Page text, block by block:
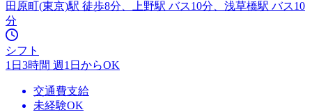
田原町(東京)駅 徒歩8分、上野駅 バス10分、浅草橋駅 バス10
分
シフト
1日3時間 週1日からOK
交通費支給
未経験OK